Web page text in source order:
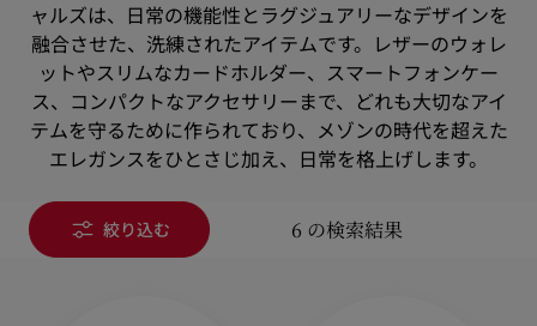
ャルズは、日常の機能性とラグジュアリーなデザインを
融合させた、洗練されたアイテムです。レザーのウォレ
ットやスリムなカードホルダー、スマートフォンケー
ス、コンパクトなアクセサリーまで、どれも大切なアイ
テムを守るために作られており、メゾンの時代を超えた
エレガンスをひとさじ加え、日常を格上げします。
絞り込む 6 の検索結果